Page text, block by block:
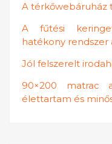
A térkőwebáruház
A fűtési
hatékony rendszer
Jól felszerelt
90×200 matrac
élettartam és